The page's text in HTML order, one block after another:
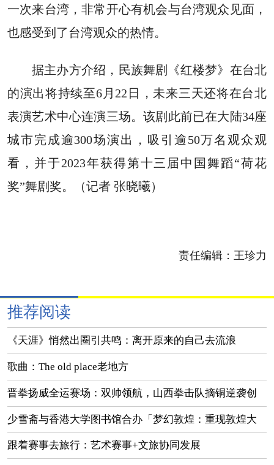
一次来台湾，非常开心有机会与台湾观众见面，
也感受到了台湾观众的热情。
据主办方介绍，民族舞剧《红楼梦》在台北
的演出将持续至6月22日，未来三天还将在台北
表演艺术中心连演三场。该剧此前已在大陆34座
城市完成逾300场演出，吸引逾50万名观众观
看，并于2023年获得第十三届中国舞蹈“荷花
奖”舞剧奖。（记者 张晓曦）
责任编辑： 王珍力
推荐阅读
《天涯》悄然出圈引共鸣：离开原来的自己去流浪
歌曲：The old place老地方
晋拳扬威全运赛场：双帅领航，山西拳击队摘铜逆袭创
佳绩
少雪斋与香港大学图书馆合办「梦幻敦煌：重现敦煌大
美之境」展览
跟着赛事去旅行：艺术赛事+文旅协同发展